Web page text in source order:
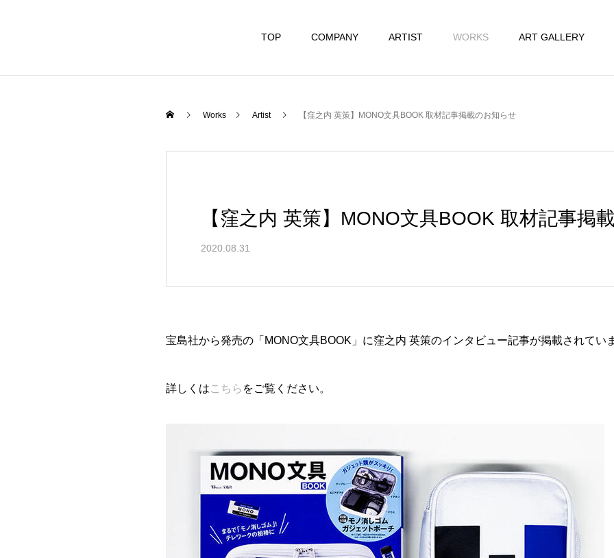
TOP COMPANY ARTIST WORKS ART GALLERY
Works Artist 【窪之内 英策】MONO文具BOOK 取材記事掲載のお知らせ
【窪之内 英策】MONO文具BOOK 取材記事掲
2020.08.31
宝島社から発売の「MONO文具BOOK」に窪之内 英策のインタビュー記事が掲載されてい
詳しくはこちら をご覧ください。